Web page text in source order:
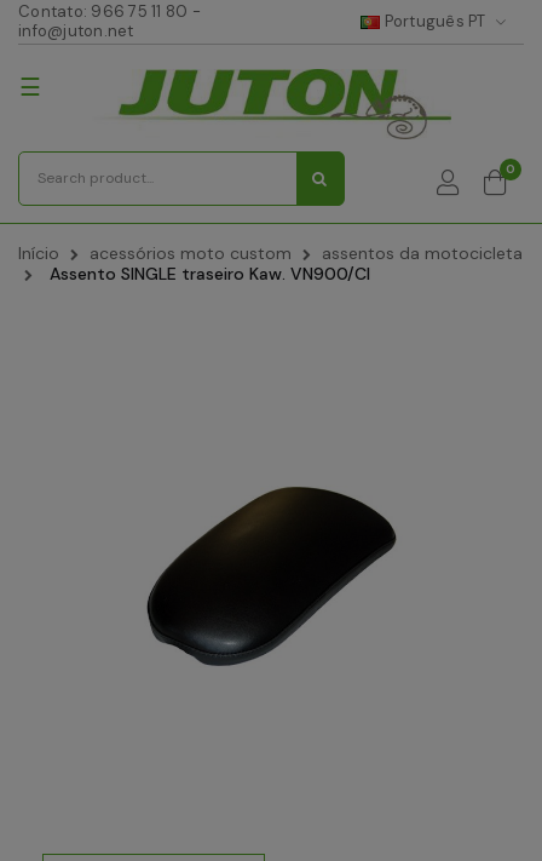
Contato: 966 75 11 80 -
info@juton.net
Português PT
0
Toggle
navigation
☰
Início acessórios moto custom
assentos da motocicleta
Assento SINGLE traseiro Kaw. VN900/Cl